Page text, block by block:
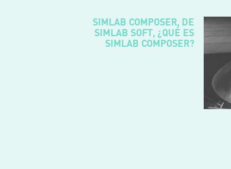
SIMLAB COMPOSER, DE
SIMLAB SOFT, ¿QUÉ ES
SIMLAB COMPOSER?